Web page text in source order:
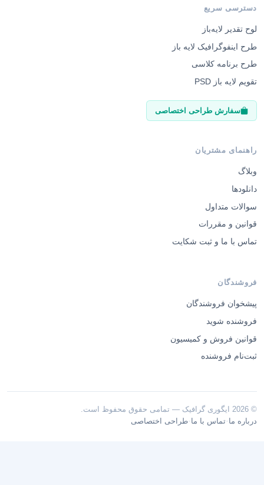
دسترسی سریع
لوح تقدیر لایه‌باز
طرح اینفوگرافیک لایه باز
طرح برنامه کلاسی
تقویم لایه باز PSD
سفارش طراحی اختصاصی
راهنمای مشتریان
وبلاگ
دانلودها
سوالات متداول
قوانین و مقررات
تماس با ما و ثبت شکایت
فروشندگان
پیشخوان فروشندگان
فروشنده شوید
قوانین فروش و کمیسیون
ثبت‌نام فروشنده
© 2026 ایگوری گرافیک — تمامی حقوق محفوظ است.
درباره ما ·تماس با ما ·طراحی اختصاصی